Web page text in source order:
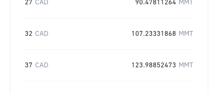
27 CAD 90.47811264 MMT
32 CAD 107.23331868 MMT
37 CAD 123.98852473 MMT